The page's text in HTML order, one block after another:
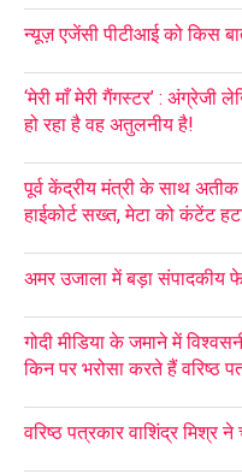
न्यूज़ एजेंसी पीटीआई को किस
‘मेरी माँ मेरी गैंगस्टर’ : अंग्रेजी
हो रहा है वह अतुलनीय है!
पूर्व केंद्रीय मंत्री के साथ
हाईकोर्ट सख्त, मेटा को कंटेंट
अमर उजाला में बड़ा संपादकीय
गोदी मीडिया के जमाने में
किन पर भरोसा करते हैं वरिष्ठ
वरिष्ठ पत्रकार वाशिंद्र मिश्र